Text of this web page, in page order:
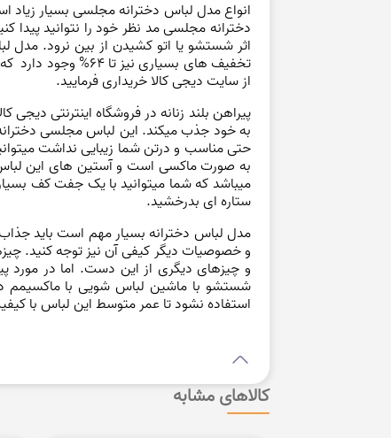
انواع مدل لباس دخترانه مجلسی بسیار
دخترانه مجلسی مد نظر خود را نتوانید پیدا
اثر شستشو یا اتو کشیدن از بین نرود. مدل
تخفیف های بسیاری نیز تا 64% وجود دارد که میتوانید بسیار به صرفه تر و بهتر خرید کنید و
از سایت دیجی کالا خریداری فرمایید.
به خود جذب میکند. این لباس مجلسی دخترانه
به صورت ماکسی است و آستین های این
میباشد که شما میتوانید با یک جفت کف
ستاره ای بدرخشید.
مدل لباس دخترانه بسیار مهم است باید
و خصوصیات دیگر کیفی آن نیز توجه کنید.
و چیزهای دیگری از این دست. اما در مورد
شستشو با ماشین لباس شویی با ماکسیمم دمای ۳۰ درجه ی سانتی گراد صورت می‌گیرد، در شستشوی این لباس شیک دخترانه باید
استفاده نشود تا عمر متوسط این لباس با
کالاهای مشابه